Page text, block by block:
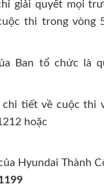
giải quyết mọi
thi trong vòng
Ban tổ chức là
tiết về cuộc thi
hoặc
Hyundai Thành